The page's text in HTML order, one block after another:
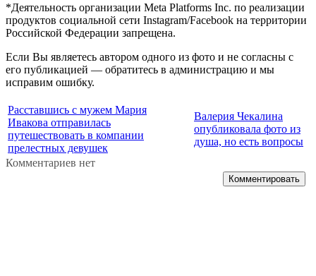
*Деятельность организации Meta Platforms Inc. по реализации
продуктов социальной сети Instagram/Facebook на территории
Российской Федерации запрещена.
Если Вы являетесь автором одного из фото и не согласны с
его публикацией — обратитесь в администрацию и мы
исправим ошибку.
Расставшись с мужем Мария
Ивакова отправилась
путешествовать в компании
прелестных девушек
Валерия Чекалина
опубликовала фото из
душа, но есть вопросы
Комментариев нет
Комментировать